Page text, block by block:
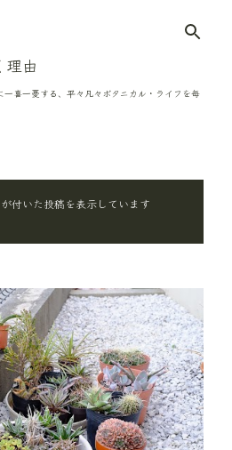
ン コンテンツに移動
理由
喜一憂する、平々凡々ボタニカル・ライフを毎
付いた投稿を表示しています